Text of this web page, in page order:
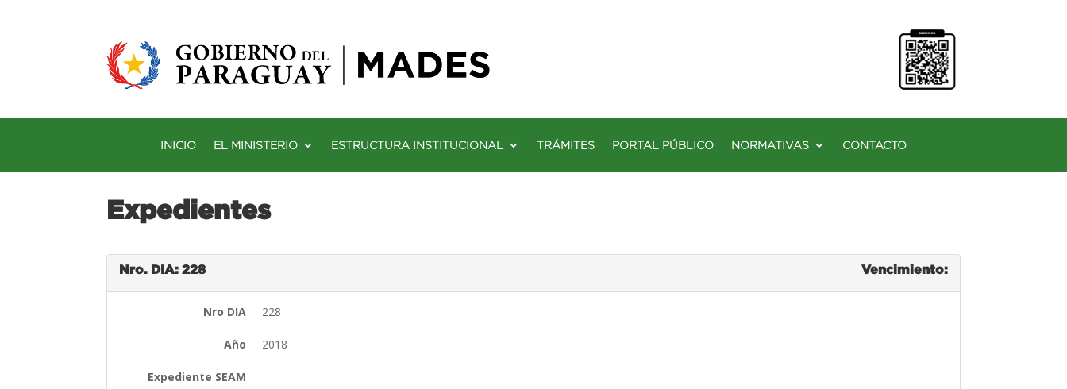
INICIO EL MINISTERIO ESTRUCTURA INSTITUCIONAL TRÁMITES PORTAL PÚBLICO NORMATIVAS CONTACTO
Expedientes
Nro. DIA: 228 Vencimiento:
Nro DIA 228
Año 2018
Expediente SEAM